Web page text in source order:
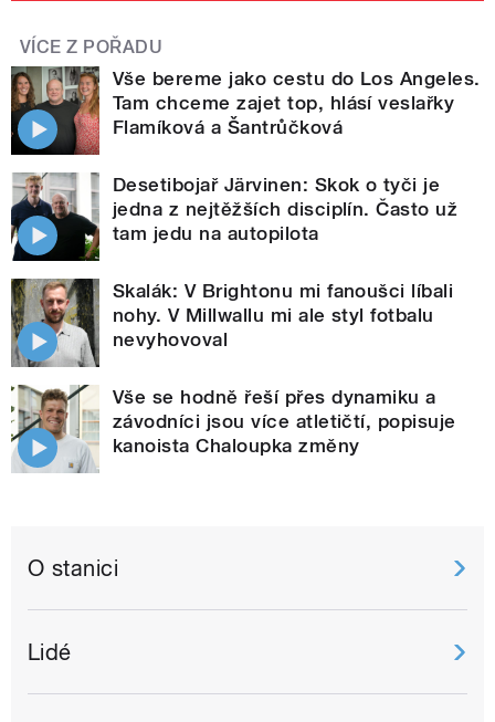
VÍCE Z POŘADU
Vše bereme jako cestu do Los Angeles.
Tam chceme zajet top, hlásí veslařky
Flamíková a Šantrůčková
Desetibojař Järvinen: Skok o tyči je
jedna z nejtěžších disciplín. Často už
tam jedu na autopilota
Skalák: V Brightonu mi fanoušci líbali
nohy. V Millwallu mi ale styl fotbalu
nevyhovoval
Vše se hodně řeší přes dynamiku a
závodníci jsou více atletičtí, popisuje
kanoista Chaloupka změny
O stanici
Lidé